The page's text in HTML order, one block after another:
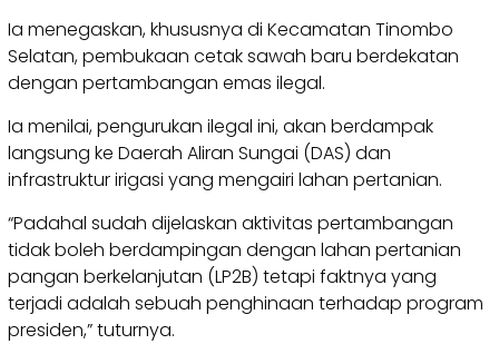
Ia menegaskan, khususnya di Kecamatan Tinombo
Selatan, pembukaan cetak sawah baru berdekatan
dengan pertambangan emas ilegal.
Ia menilai, pengurukan ilegal ini, akan berdampak
langsung ke Daerah Aliran Sungai (DAS) dan
infrastruktur irigasi yang mengairi lahan pertanian.
“Padahal sudah dijelaskan aktivitas pertambangan
tidak boleh berdampingan dengan lahan pertanian
pangan berkelanjutan (LP2B) tetapi faktnya yang
terjadi adalah sebuah penghinaan terhadap program
presiden,” tuturnya.